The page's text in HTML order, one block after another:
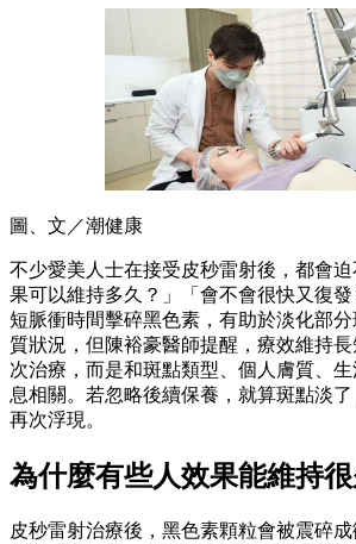
圖、文／潮健康
不少愛美人士在接受皮秒雷射後，都會
果可以維持多久？」「會不會很快又復
短脈衝時間擊碎黑色素，有助於淡化部
質狀況，但陳裕豪醫師提醒，療效維持
次治療，而是和斑點類型、個人膚質、
息相關。若忽略後續保養，就算斑點淡
再次浮現。
為什麼有些人效果能維持很
皮秒雷射治療後，黑色素顆粒會被震碎